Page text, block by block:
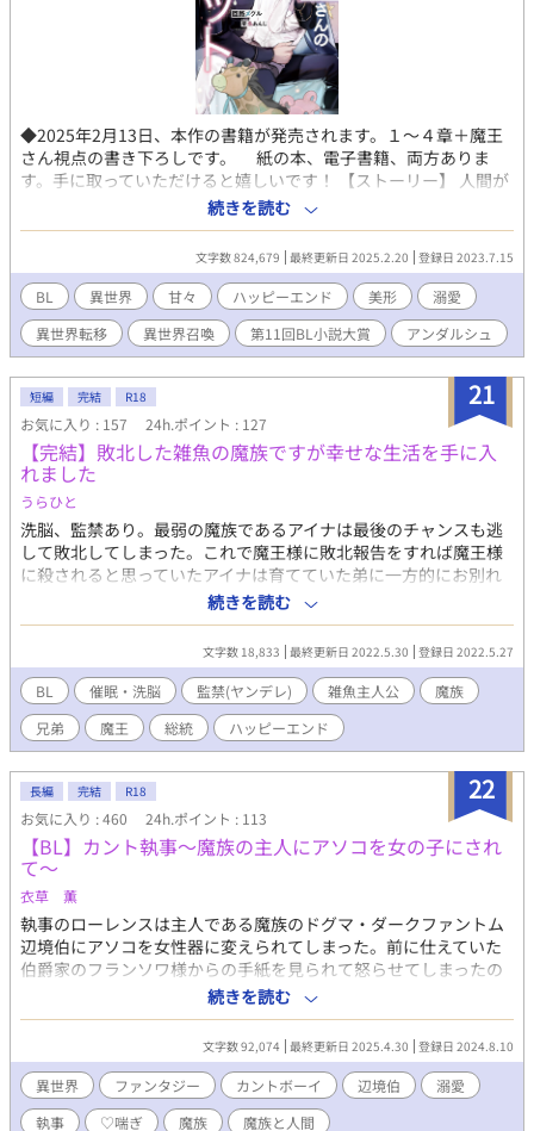
◆2025年2月13日、本作の書籍が発売されます。１～４章＋魔王
さん視点の書き下ろしです。 紙の本、電子書籍、両方ありま
す。手に取っていただけると嬉しいです！ 【ストーリー】 人間が
「魔族のペット」として扱われる異世界に召喚されてしまった、
元ナンバーワンホストでヒモの大長谷ライト（26歳）。 魔族の基
準で「最高に美しい容姿」と、ホストやヒモ生活で培った「愛さ
れ上手」な才能を生かして上手く立ち回り、魔王にめちゃくちゃ
気に入られ、かわいがられ、楽しいペット生活をおくるもの
の……だんだんただのペットでは満足できなくなってしまう。 飼
い主とペットから始まって、より親密な関係を目指していく、
「尊敬されているけど孤独な魔王」と「寂しがり屋の愛され体質
ペット」がお互いの孤独を埋めるハートフル溺愛ストーリーで
す。 ※第11回BL小説大賞、「ファンタジーBL賞」受賞しまし
た！ありがとうございます！！ ※性描写は予告なく何度か入りま
す。 ※本編一区切りつきました。後日談を不定期更新中です。
※X（旧Twitter）にて「#魔王さんのガチペット設定」タグで出し
切れていない設定や小ネタを呟いています。よろしければ！
続きを読む
文字数 824,679 最終更新日 2025.2.20 登録日 2023.7.15
BL 異世界 甘々 ハッピーエンド 美形
溺愛
異世界転移
異世界召喚 第11回BL小説大賞 アンダルシュ
21
短編 完結 R18
お気に入り : 157 24h.ポイント : 127
【完結】敗北した雑魚の魔族ですが幸せな生活を手に入
れました
うらひと
洗脳、監禁あり。最弱の魔族であるアイナは最後のチャンスも逃
して敗北してしまった。これで魔王様に敗北報告をすれば魔王様
に殺されると思っていたアイナは育てていた弟に一方的にお別れ
をした。 その後予想通り魔王様に殺されたと思っていたアイナ
は、意識を取り戻し助けてくれた高位魔族の総統に感謝を伝える
が……。 弟に翻弄されながら優しい？弟と幸せ？な生活を手に入
れる話です。他サイトで掲載した分に＋相手sideを投稿します。
続きを読む
文字数 18,833 最終更新日 2022.5.30 登録日 2022.5.27
BL 催眠・洗脳 監禁(ヤンデレ) 雑魚主人公
魔族
兄弟
魔王 総統 ハッピーエンド
22
長編 完結 R18
お気に入り : 460 24h.ポイント : 113
【BL】カント執事～魔族の主人にアソコを女の子にされ
て～
衣草 薫
執事のローレンスは主人である魔族のドグマ・ダークファントム
辺境伯にアソコを女性器に変えられてしまった。前に仕えていた
伯爵家のフランソワ様からの手紙を見られて怒らせてしまったの
だ。 元に戻してほしいとお願いするが、「ならば俺への忠誠を示
せ」と恥ずかしい要求をされ……。 ＜魔族の辺境伯×カントボー
続きを読む
文字数 92,074 最終更新日 2025.4.30 登録日 2024.8.10
異世界 ファンタジー カントボーイ 辺境伯
溺愛
執事
♡喘ぎ 魔族 魔族と人間